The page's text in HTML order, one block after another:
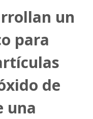
un
para
de
una